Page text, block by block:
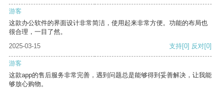
游客
这款办公软件的界面设计非常简洁，使用起来非常方便。功能的布局也
很合理，一目了然。
2025-03-15
支持[0] 反对[0]
游客
这款app的售后服务非常完善，遇到问题总是能够得到妥善解决，让我能
够放心购物。